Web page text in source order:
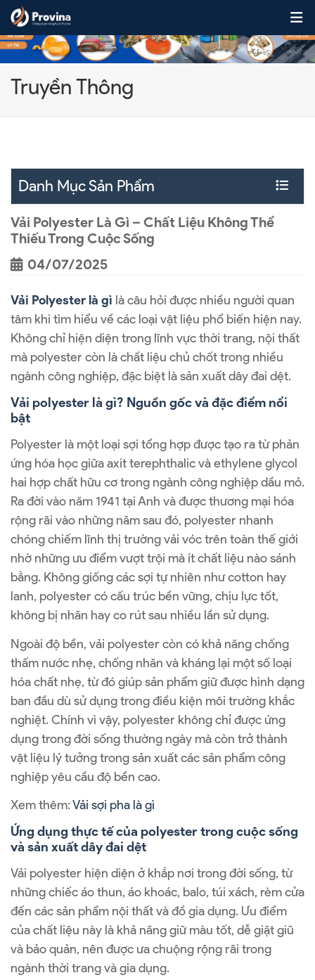
Skip to content
Truyền Thông
Danh Mục Sản Phẩm
Vải Polyester Là Gì – Chất Liệu Không Thể
Thiếu Trong Cuộc Sống
04/07/2025
Vải Polyester là gì là câu hỏi được nhiều người quan
tâm khi tìm hiểu về các loại vật liệu phổ biến hiện nay.
Không chỉ hiện diện trong lĩnh vực thời trang, nội thất
mà polyester còn là chất liệu chủ chốt trong nhiều
ngành công nghiệp, đặc biệt là sản xuất dây đai dệt.
Vải polyester là gì? Nguồn gốc và đặc điểm nổi
bật
Polyester là một loại sợi tổng hợp được tạo ra từ phản
ứng hóa học giữa axit terephthalic và ethylene glycol
hai hợp chất hữu cơ trong ngành công nghiệp dầu mỏ.
Ra đời vào năm 1941 tại Anh và được thương mại hóa
rộng rãi vào những năm sau đó, polyester nhanh
chóng chiếm lĩnh thị trường vải vóc trên toàn thế giới
nhờ những ưu điểm vượt trội mà ít chất liệu nào sánh
bằng. Không giống các sợi tự nhiên như cotton hay
lanh, polyester có cấu trúc bền vững, chịu lực tốt,
không bị nhăn hay co rút sau nhiều lần sử dụng.
Ngoài độ bền, vải polyester còn có khả năng chống
thấm nước nhẹ, chống nhăn và kháng lại một số loại
hóa chất nhẹ, từ đó giúp sản phẩm giữ được hình dạng
ban đầu dù sử dụng trong điều kiện môi trường khắc
nghiệt. Chính vì vậy, polyester không chỉ được ứng
dụng trong đời sống thường ngày mà còn trở thành
vật liệu lý tưởng trong sản xuất các sản phẩm công
nghiệp yêu cầu độ bền cao.
Xem thêm:Vải sợi pha là gì
Ứng dụng thực tế của polyester trong cuộc sống
và sản xuất dây đai dệt
Vải polyester hiện diện ở khắp nơi trong đời sống, từ
những chiếc áo thun, áo khoác, balo, túi xách, rèm cửa
đến các sản phẩm nội thất và đồ gia dụng. Ưu điểm
của chất liệu này là khả năng giữ màu tốt, dễ giặt giũ
và bảo quản, nên được ưa chuộng rộng rãi trong
ngành thời trang và gia dụng.